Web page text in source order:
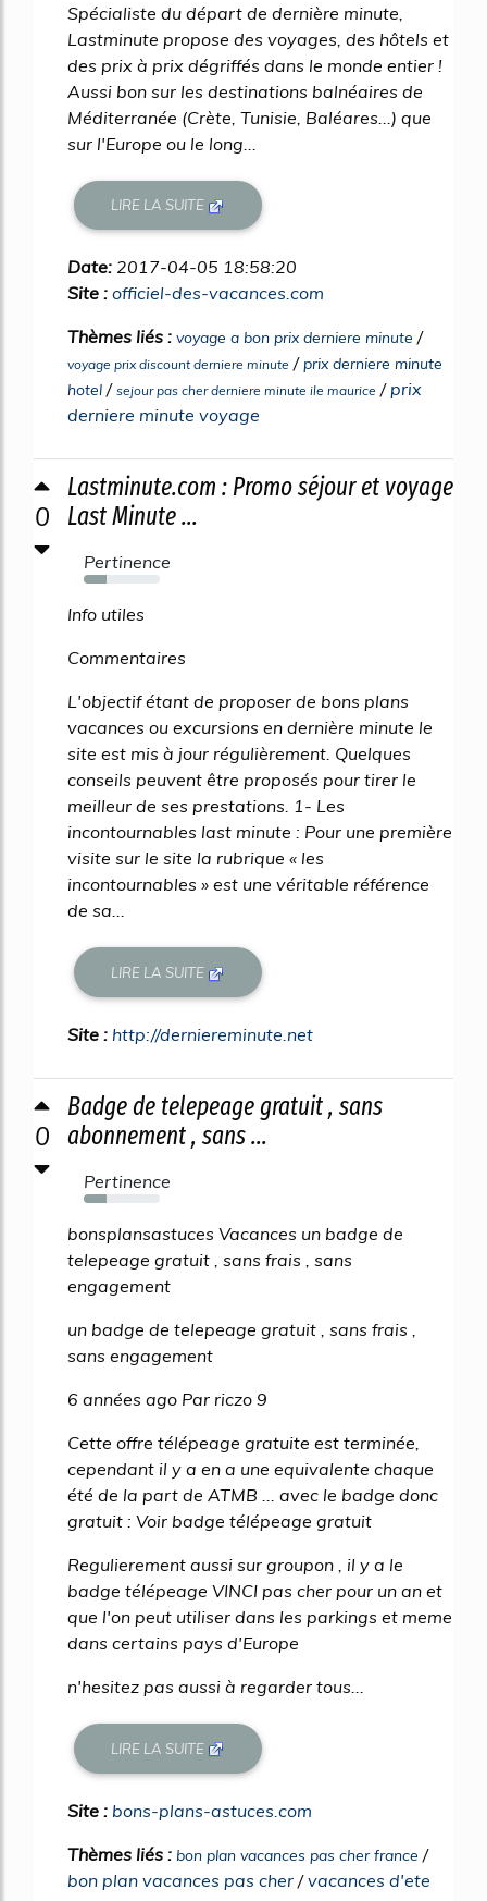
Spécialiste du départ de dernière minute,
Lastminute propose des voyages, des hôtels et
des prix à prix dégriffés dans le monde entier !
Aussi bon sur les destinations balnéaires de
Méditerranée (Crète, Tunisie, Baléares...) que
sur l'Europe ou le long...
LIRE LA SUITE
Date: 2017-04-05 18:58:20
Site : officiel-des-vacances.com
Thèmes liés : voyage a bon prix derniere minute /
voyage prix discount derniere minute /prix derniere minute
hotel / sejour pas cher derniere minute ile maurice / prix
derniere minute voyage
0
Lastminute.com : Promo séjour et voyage
Last Minute ...
Pertinence
30%
Info utiles
Commentaires
L'objectif étant de proposer de bons plans
vacances ou excursions en dernière minute le
site est mis à jour régulièrement. Quelques
conseils peuvent être proposés pour tirer le
meilleur de ses prestations. 1- Les
incontournables last minute : Pour une première
visite sur le site la rubrique « les
incontournables » est une véritable référence
de sa...
LIRE LA SUITE
Site : http://derniereminute.net
0
Badge de telepeage gratuit , sans
abonnement , sans ...
Pertinence
30%
bonsplansastuces Vacances un badge de
telepeage gratuit , sans frais , sans
engagement
un badge de telepeage gratuit , sans frais ,
sans engagement
6 années ago Par riczo 9
Cette offre télépeage gratuite est terminée,
cependant il y a en a une equivalente chaque
été de la part de ATMB ... avec le badge donc
gratuit : Voir badge télépeage gratuit
Regulierement aussi sur groupon , il y a le
badge télépeage VINCI pas cher pour un an et
que l'on peut utiliser dans les parkings et meme
dans certains pays d'Europe
n'hesitez pas aussi à regarder tous...
LIRE LA SUITE
Site : bons-plans-astuces.com
Thèmes liés : bon plan vacances pas cher france /
bon plan vacances pas cher /vacances d'ete